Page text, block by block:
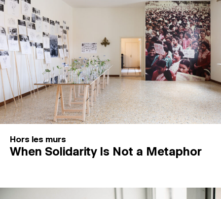
Hors les murs
When Solidarity Is Not a Metaphor